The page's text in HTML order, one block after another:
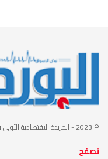
© 2023 - الجريدة الاقتصادية
تصفح